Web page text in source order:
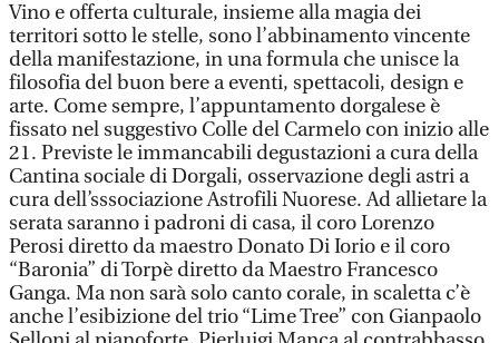
Vino e offerta culturale, insieme alla magia dei
territori sotto le stelle, sono l’abbinamento vincente
della manifestazione, in una formula che unisce la
filosofia del buon bere a eventi, spettacoli, design e
arte. Come sempre, l’appuntamento dorgalese è
fissato nel suggestivo Colle del Carmelo con inizio alle
21. Previste le immancabili degustazioni a cura della
Cantina sociale di Dorgali, osservazione degli astri a
cura dell’sssociazione Astrofili Nuorese. Ad allietare la
serata saranno i padroni di casa, il coro Lorenzo
Perosi diretto da maestro Donato Di Iorio e il coro
“Baronia” di Torpè diretto da Maestro Francesco
Ganga. Ma non sarà solo canto corale, in scaletta c’è
anche l’esibizione del trio “Lime Tree” con Gianpaolo